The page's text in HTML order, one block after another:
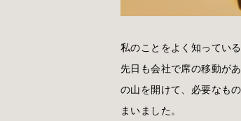
私のことをよく知ってい
先日も会社で席の移動が
の山を開けて、必要なも
まいました。